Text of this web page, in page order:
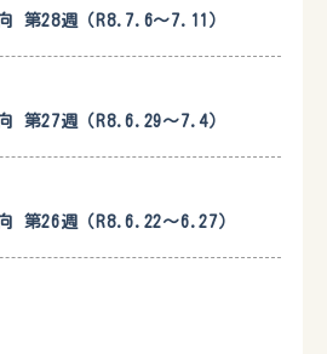
第28週（R8.7.6〜7.11）
第27週（R8.6.29〜7.4）
第26週（R8.6.22〜6.27）